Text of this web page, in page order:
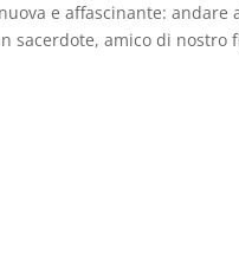
e affascinante:
sacerdote, amico di nostro